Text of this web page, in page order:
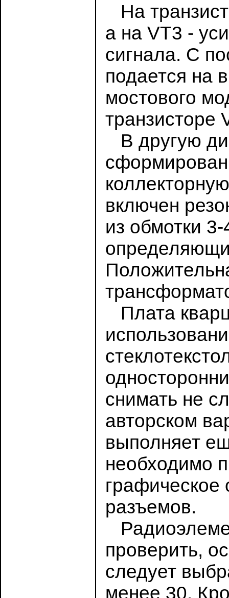
На
а на VT3 -
сигнала. С
подается на
мостового
транзисторе
В другую
включен
из обмотки
Плата
снимать не
авторском
выполняет
необходимо
разъемов.
проверить,
следует
менее 30.